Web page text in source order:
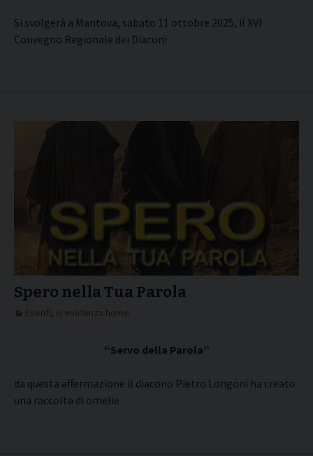
Si svolgerà a Mantova, sabato 11 ottobre 2025, il XVI
Convegno Regionale dei Diaconi
Spero nella Tua Parola
Eventi, in evidenza home
“Servo della Parola”
da questa affermazione il diacono Pietro Longoni ha creato
una raccolta di omelie